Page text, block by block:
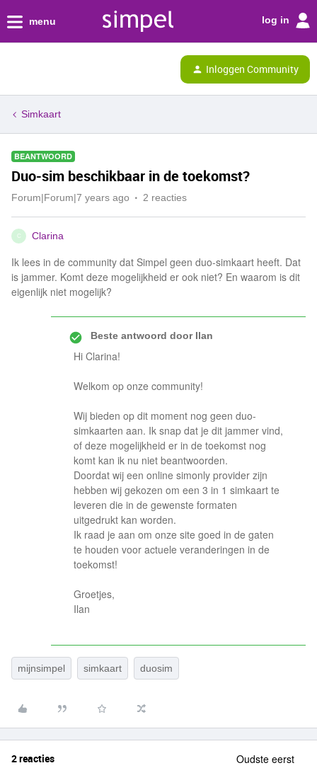
menu log in
Inloggen Community
Simkaart
BEANTWOORD
Duo-sim beschikbaar in de toekomst?
Forum|Forum|7 years ago 2 reacties
C Clarina
Ik lees in de community dat Simpel geen duo-simkaart heeft. Dat
is jammer. Komt deze mogelijkheid er ook niet? En waarom is dit
eigenlijk niet mogelijk?
Beste antwoord doorIlan
Hi Clarina!
Welkom op onze community!
Wij bieden op dit moment nog geen duo-
simkaarten aan. Ik snap dat je dit jammer vind,
of deze mogelijkheid er in de toekomst nog
komt kan ik nu niet beantwoorden.
Doordat wij een online simonly provider zijn
hebben wij gekozen om een 3 in 1 simkaart te
leveren die in de gewenste formaten
uitgedrukt kan worden.
Ik raad je aan om onze site goed in de gaten
te houden voor actuele veranderingen in de
toekomst!
Groetjes,
Ilan
mijnsimpel simkaart duosim
2 reacties Oudste eerst